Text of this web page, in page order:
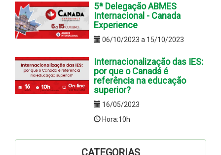
5ª Delegação ABMES
Internacional - Canada
Experience
06/10/2023 a 15/10/2023
Internacionalização das IES:
por que o Canadá é
referência na educação
superior?
16/05/2023
Hora:10h
CATEGORIAS